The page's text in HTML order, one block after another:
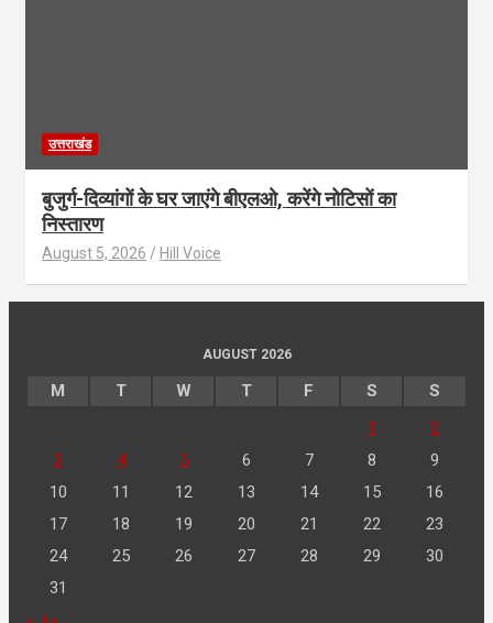
उत्तराखंड
बुजुर्ग-दिव्यांगों के घर जाएंगे बीएलओ, करेंगे नोटिसों का
निस्तारण
August 5, 2026 Hill Voice
AUGUST 2026
M T W T F S
S
1
2
3
4 5 6 7 8
9
10
11 12 13 14 15
16
17
18 19 20 21 22
23
24
25 26 27 28 29
30
31